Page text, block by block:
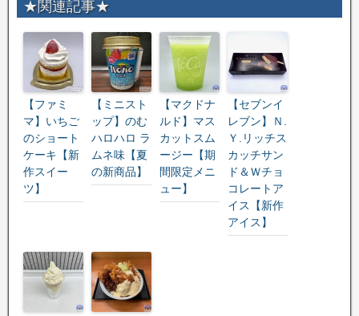
★関連記事★
【ファミ
マ】いちご
のショート
ケーキ【新
作スイー
ツ】
【ミニスト
ップ】のむ
ハロハロ ラ
ムネ味【夏
の新商品】
【マクドナ
ルド】マス
カットスム
ージー【期
間限定メニ
ュー】
【セブンイ
レブン】Ｎ.
Ｙ.リッチス
カッチサン
ド＆Ｗチョ
コレートア
イス【新作
アイス】